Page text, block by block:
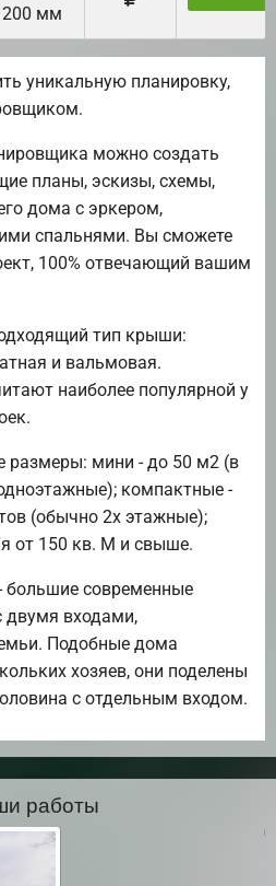
200 мм
уникальную планировку,
можно создать
планы, эскизы, схемы,
дома с эркером,
спальнями. Вы сможете
100% отвечающий вашим
тип крыши:
и вальмовая.
наиболее популярной у
размеры: мини - до 50 м2 (в
компактные -
(обычно 2х этажные);
от 150 кв. М и свыше.
большие современные
двумя входами,
Подобные дома
хозяев, они поделены
с отдельным входом.
работы